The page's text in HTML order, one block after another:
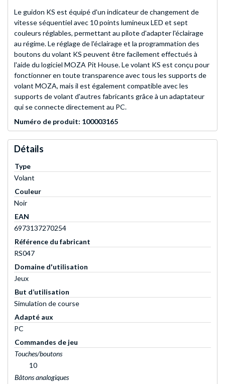
Le guidon KS est équipé d'un indicateur de changement de
vitesse séquentiel avec 10 points lumineux LED et sept
couleurs réglables, permettant au pilote d'adapter l'éclairage
au régime. Le réglage de l'éclairage et la programmation des
boutons du volant KS peuvent être facilement effectués à
l'aide du logiciel MOZA Pit House. Le volant KS est conçu pour
fonctionner en toute transparence avec tous les supports de
volant MOZA, mais il est également compatible avec les
supports de volant d'autres fabricants grâce à un adaptateur
qui se connecte directement au PC.
Numéro de produit: 100003165
Détails
Type
Volant
Couleur
Noir
EAN
6973137270254
Référence du fabricant
RS047
Domaine d'utilisation
Jeux
But d’utilisation
Simulation de course
Adapté aux
PC
Commandes de jeu
Touches/boutons
10
Bâtons analogiques